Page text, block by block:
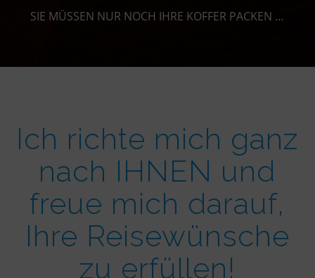
SIE MÜSSEN NUR NOCH IHRE KOFFER PACKEN …
Ich richte mich ganz
nach IHNEN und
freue mich darauf,
Ihre Reisewünsche
zu erfüllen!